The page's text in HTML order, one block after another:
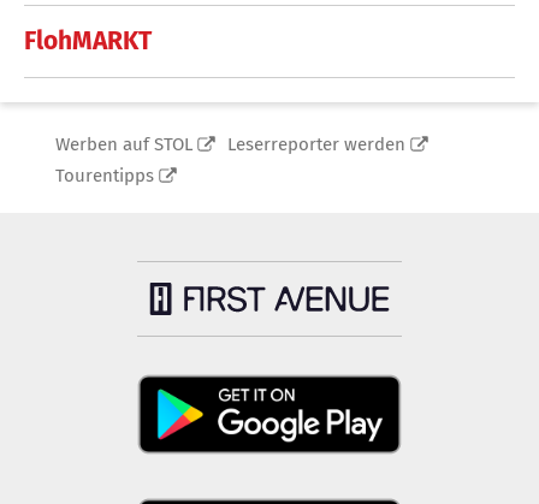
FlohMARKT
Werben auf STOL
Leserreporter werden
Tourentipps